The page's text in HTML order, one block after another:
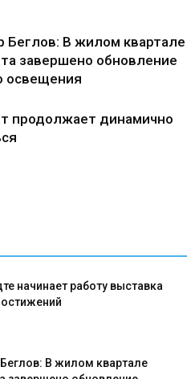
Беглов: В жилом квартале
завершено обновление
освещения
продолжает динамично
начинает работу выставка
В жилом квартале